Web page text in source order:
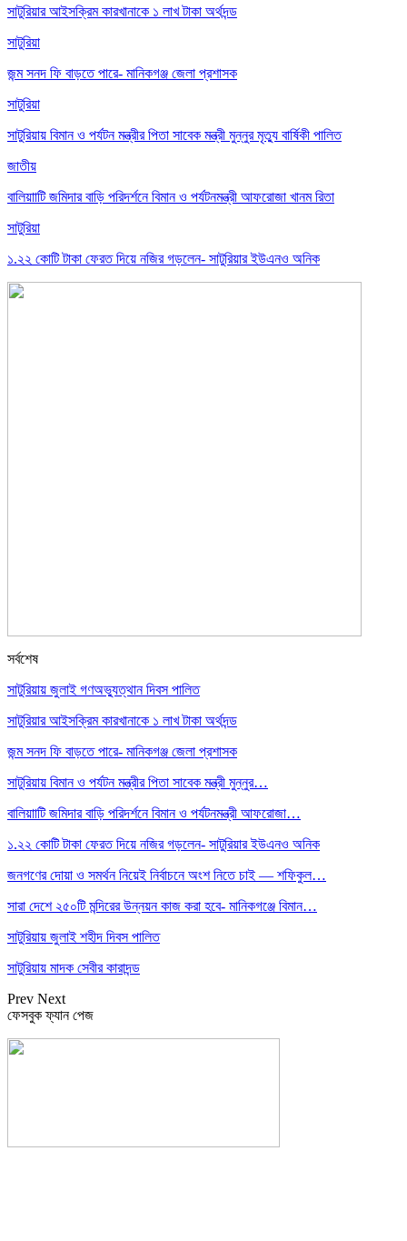
সাটুরিয়ার আইসক্রিম কারখানাকে ১ লাখ টাকা অর্থদন্ড
সাটুরিয়া
জন্ম সনদ ফি বাড়তে পারে- মানিকগঞ্জ জেলা প্রশাসক
সাটুরিয়া
সাটুরিয়ায় বিমান ও পর্যটন মন্ত্রীর পিতা সাবেক মন্ত্রী মুন্নুর মৃত্যু বার্ষিকী পালিত
জাতীয়
বালিয়াাটি জমিদার বাড়ি পরিদর্শনে বিমান ও পর্যটনমন্ত্রী আফরোজা খানম রিতা
সাটুরিয়া
১.২২ কোটি টাকা ফেরত দিয়ে নজির গড়লেন- সাটুরিয়ার ইউএনও অনিক
সর্বশেষ
সাটুরিয়ায় জুলাই গণঅভ্যুত্থান দিবস পালিত
সাটুরিয়ার আইসক্রিম কারখানাকে ১ লাখ টাকা অর্থদন্ড
জন্ম সনদ ফি বাড়তে পারে- মানিকগঞ্জ জেলা প্রশাসক
সাটুরিয়ায় বিমান ও পর্যটন মন্ত্রীর পিতা সাবেক মন্ত্রী মুন্নুর…
বালিয়াাটি জমিদার বাড়ি পরিদর্শনে বিমান ও পর্যটনমন্ত্রী আফরোজা…
১.২২ কোটি টাকা ফেরত দিয়ে নজির গড়লেন- সাটুরিয়ার ইউএনও অনিক
জনগণের দোয়া ও সমর্থন নিয়েই নির্বাচনে অংশ নিতে চাই — শফিকুল…
সারা দেশে ২৫০টি মন্দিরের উন্নয়ন কাজ করা হবে- মানিকগঞ্জে বিমান…
সাটুরিয়ায় জুলাই শহীদ দিবস পালিত
সাটুরিয়ায় মাদক সেবীর কারাদন্ড
Prev Next
ফেসবুক ফ্যান পেজ